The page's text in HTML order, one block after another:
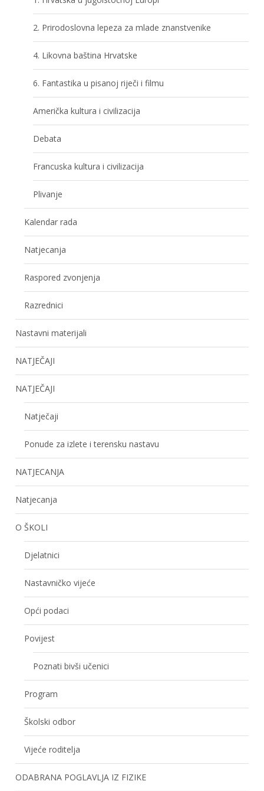
2. Prirodoslovna lepeza za mlade znanstvenike
4. Likovna baština Hrvatske
6. Fantastika u pisanoj riječi i filmu
Američka kultura i civilizacija
Debata
Francuska kultura i civilizacija
Plivanje
Kalendar rada
Natjecanja
Raspored zvonjenja
Razrednici
Nastavni materijali
NATJEČAJI
NATJEČAJI
Natječaji
Ponude za izlete i terensku nastavu
NATJECANJA
Natjecanja
O ŠKOLI
Djelatnici
Nastavničko vijeće
Opći podaci
Povijest
Poznati bivši učenici
Program
Školski odbor
Vijeće roditelja
ODABRANA POGLAVLJA IZ FIZIKE